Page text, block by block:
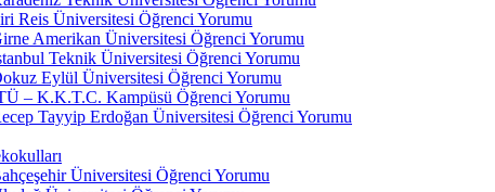
Reis Üniversitesi Öğrenci Yorumu
Amerikan Üniversitesi Öğrenci Yorumu
Teknik Üniversitesi Öğrenci Yorumu
Eylül Üniversitesi Öğrenci Yorumu
– K.K.T.C. Kampüsü Öğrenci Yorumu
Tayyip Erdoğan Üniversitesi Öğrenci Yorumu
Üniversitesi Öğrenci Yorumu